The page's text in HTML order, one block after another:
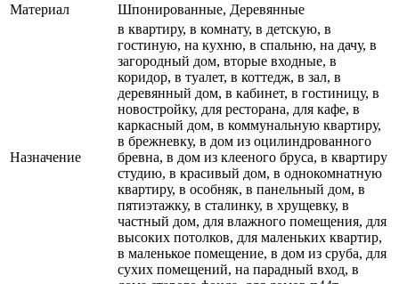
Материал
Шпонированные, Деревянные
Назначение
в квартиру, в комнату, в детскую, в
гостиную, на кухню, в спальню, на дачу, в
загородный дом, вторые входные, в
коридор, в туалет, в коттедж, в зал, в
деревянный дом, в кабинет, в гостиницу, в
новостройку, для ресторана, для кафе, в
каркасный дом, в коммунальную квартиру,
в брежневку, в дом из оцилиндрованного
бревна, в дом из клееного бруса, в квартиру
студию, в красивый дом, в однокомнатную
квартиру, в особняк, в панельный дом, в
пятиэтажку, в сталинку, в хрущевку, в
частный дом, для влажного помещения, для
высоких потолков, для маленьких квартир,
в маленькое помещение, в дом из сруба, для
сухих помещений, на парадный вход, в